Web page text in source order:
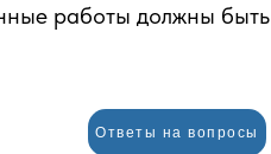
работы должны быть
Ответы на вопросы